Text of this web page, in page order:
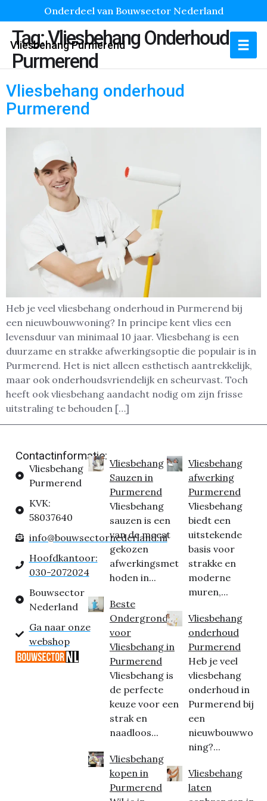
Onderdeel van Bouwsector Nederland
Vliesbehang Purmerend
Tag:Vliesbehang Onderhoud
Purmerend
Vliesbehang onderhoud
Purmerend
Heb je veel vliesbehang onderhoud in Purmerend bij
een nieuwbouwwoning? In principe kent vlies een
levensduur van minimaal 10 jaar. Vliesbehang is een
duurzame en strakke afwerkingsoptie die populair is in
Purmerend. Het is niet alleen esthetisch aantrekkelijk,
maar ook onderhoudsvriendelijk en scheurvast. Toch
heeft ook vliesbehang aandacht nodig om zijn frisse
uitstraling te behouden […]
Contactinformatie:
Vliesbehang
Purmerend
KVK:
58037640
info@bouwsectornederland.nl
Hoofdkantoor:
030-2072024
Bouwsector
Nederland
Ga naar onze
webshop
Vliesbehang
Sauzen in
Purmerend
Vliesbehang
sauzen is een
van de meest
gekozen
afwerkingsmet
hoden in...
Beste
Ondergrond
voor
Vliesbehang in
Purmerend
Vliesbehang is
de perfecte
keuze voor een
strak en
naadloos...
Vliesbehang
kopen in
Purmerend
Vliesbehang
afwerking
Purmerend
Vliesbehang
biedt een
uitstekende
basis voor
strakke en
moderne
muren,...
Vliesbehang
onderhoud
Purmerend
Heb je veel
vliesbehang
onderhoud in
Purmerend bij
een
nieuwbouwwo
ning?...
Vliesbehang
laten